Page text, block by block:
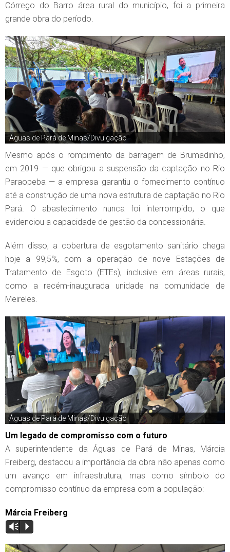
Córrego do Barro área rural do município, foi a primeira
grande obra do período.
Águas de Pará de Minas/Divulgação
Mesmo após o rompimento da barragem de Brumadinho,
em 2019 — que obrigou a suspensão da captação no Rio
Paraopeba — a empresa garantiu o fornecimento contínuo
até a construção de uma nova estrutura de captação no Rio
Pará. O abastecimento nunca foi interrompido, o que
evidenciou a capacidade de gestão da concessionária.
Além disso, a cobertura de esgotamento sanitário chega
hoje a 99,5%, com a operação de nove Estações de
Tratamento de Esgoto (ETEs), inclusive em áreas rurais,
como a recém-inaugurada unidade na comunidade de
Meireles.
Águas de Pará de Minas/Divulgação
Um legado de compromisso com o futuro
A superintendente da Águas de Pará de Minas, Márcia
Freiberg, destacou a importância da obra não apenas como
um avanço em infraestrutura, mas como símbolo do
compromisso contínuo da empresa com a população:
Márcia Freiberg
Vm P